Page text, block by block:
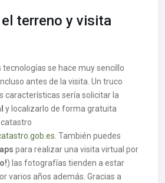
terreno y visita
tecnologías se hace muy sencillo
antes de la visita. Un truco
características sería solicitar la
y localizarlo de forma gratuita
. También puedes
para realizar una visita virtual por
) las fotografías tienden a estar
varios años además. Gracias a